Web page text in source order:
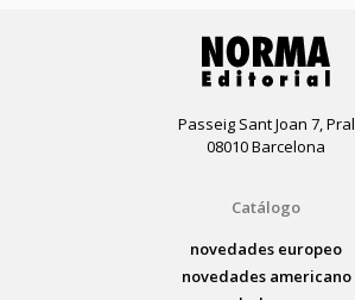
Passeig Sant Joan 7, Pral
08010 Barcelona
Catálogo
novedades europeo
novedades americano